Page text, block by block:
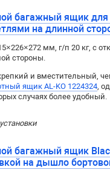
багажный ящик для
на длинной
мм, г/п 20 кг, с
стороны.
и вместительный,
ящик AL-KO 1224324,
случаях более удобный.
багажный ящик
на дышло